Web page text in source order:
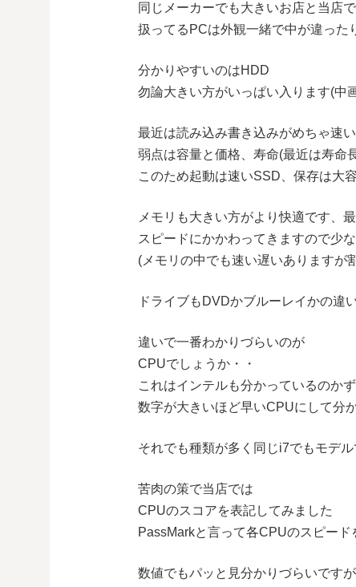
同じメーカーでも大きいお店と当店で
扱ってるPCは外観一緒で中が違った
分かりやすいのはHDD
勿論大きい方がいっぱい入ります(中
最近は読み込み書き込みがめちゃ速
弱点は容量と価格、寿命(最近は寿命
このため起動は速いSSD、保存は大
メモリも大きい方がより快適です、
スピードにかかわってきますので少
(メモリの中でも速い遅いありますが
ドライブもDVDかブルーレイかの違
違いで一番わかりづらいのが
CPUでしょうか・・
これはインテルも分かっているのか
数字が大きいほど早いCPUにして分
それでも種類が多く同じi7でもモデ
苦肉の策で当店では
CPUのスコアを表記してみました
PassMarkと言って各CPUのスピード
数値でもパッと見分かりづらいです